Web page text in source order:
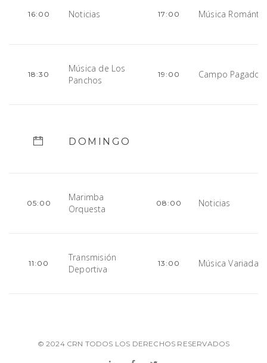
16:00 Noticias 17:00 Música
18:30
Música de Los
Panchos
19:00 Campo Pagado
DOMINGO
05:00
Marimba
Orquesta
08:00 Noticias
11:00
Transmisión
Deportiva
13:00 Música Variada
© 2024 CRN TODOS LOS DERECHOS RESERVADOS